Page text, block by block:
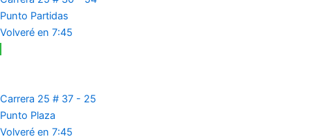
Punto Partidas
Volveré en 7:45
Carrera 25 # 37 - 25
Punto Plaza
Volveré en 7:45